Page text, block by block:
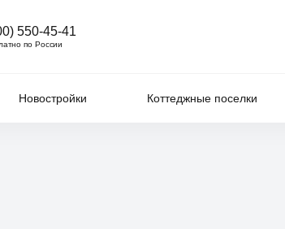
550-45-41
по России
Новостройки Коттеджные поселки